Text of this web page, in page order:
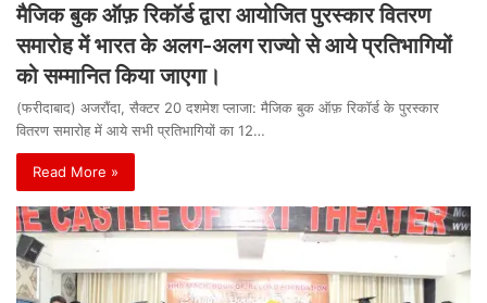
मैजिक बुक ऑफ़ रिकॉर्ड द्वारा आयोजित पुरस्कार वितरण
समारोह में भारत के अलग-अलग राज्यो से आये प्रतिभागियों
को सम्मानित किया जाएगा।
(फरीदाबाद) अजरौंदा, सैक्टर 20 दशमेश प्लाजा: मैजिक बुक ऑफ़ रिकॉर्ड के पुरस्कार
वितरण समारोह में आये सभी प्रतिभागियों का 12…
Read More »